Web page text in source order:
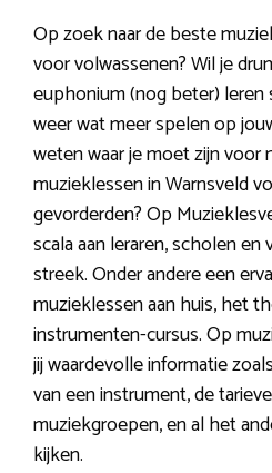
Op zoek naar de beste
voor volwassenen? Wil je
euphonium (nog beter) leren
weer wat meer spelen op
weten waar je moet zijn voor
muzieklessen in Warnsveld
gevorderden? Op
scala aan leraren, scholen en
streek. Onder andere een
muzieklessen aan huis, het
instrumenten-cursus. Op
jij waardevolle informatie
van een instrument, de
muziekgroepen, en al het
kijken.